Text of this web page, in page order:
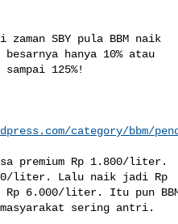
SBY pula BBM naik
hanya 10% atau
125%!
category/bbm/
premium Rp 1.800/liter.
liter. Lalu naik jadi Rp
6.000/liter. Itu pun
sering antri.